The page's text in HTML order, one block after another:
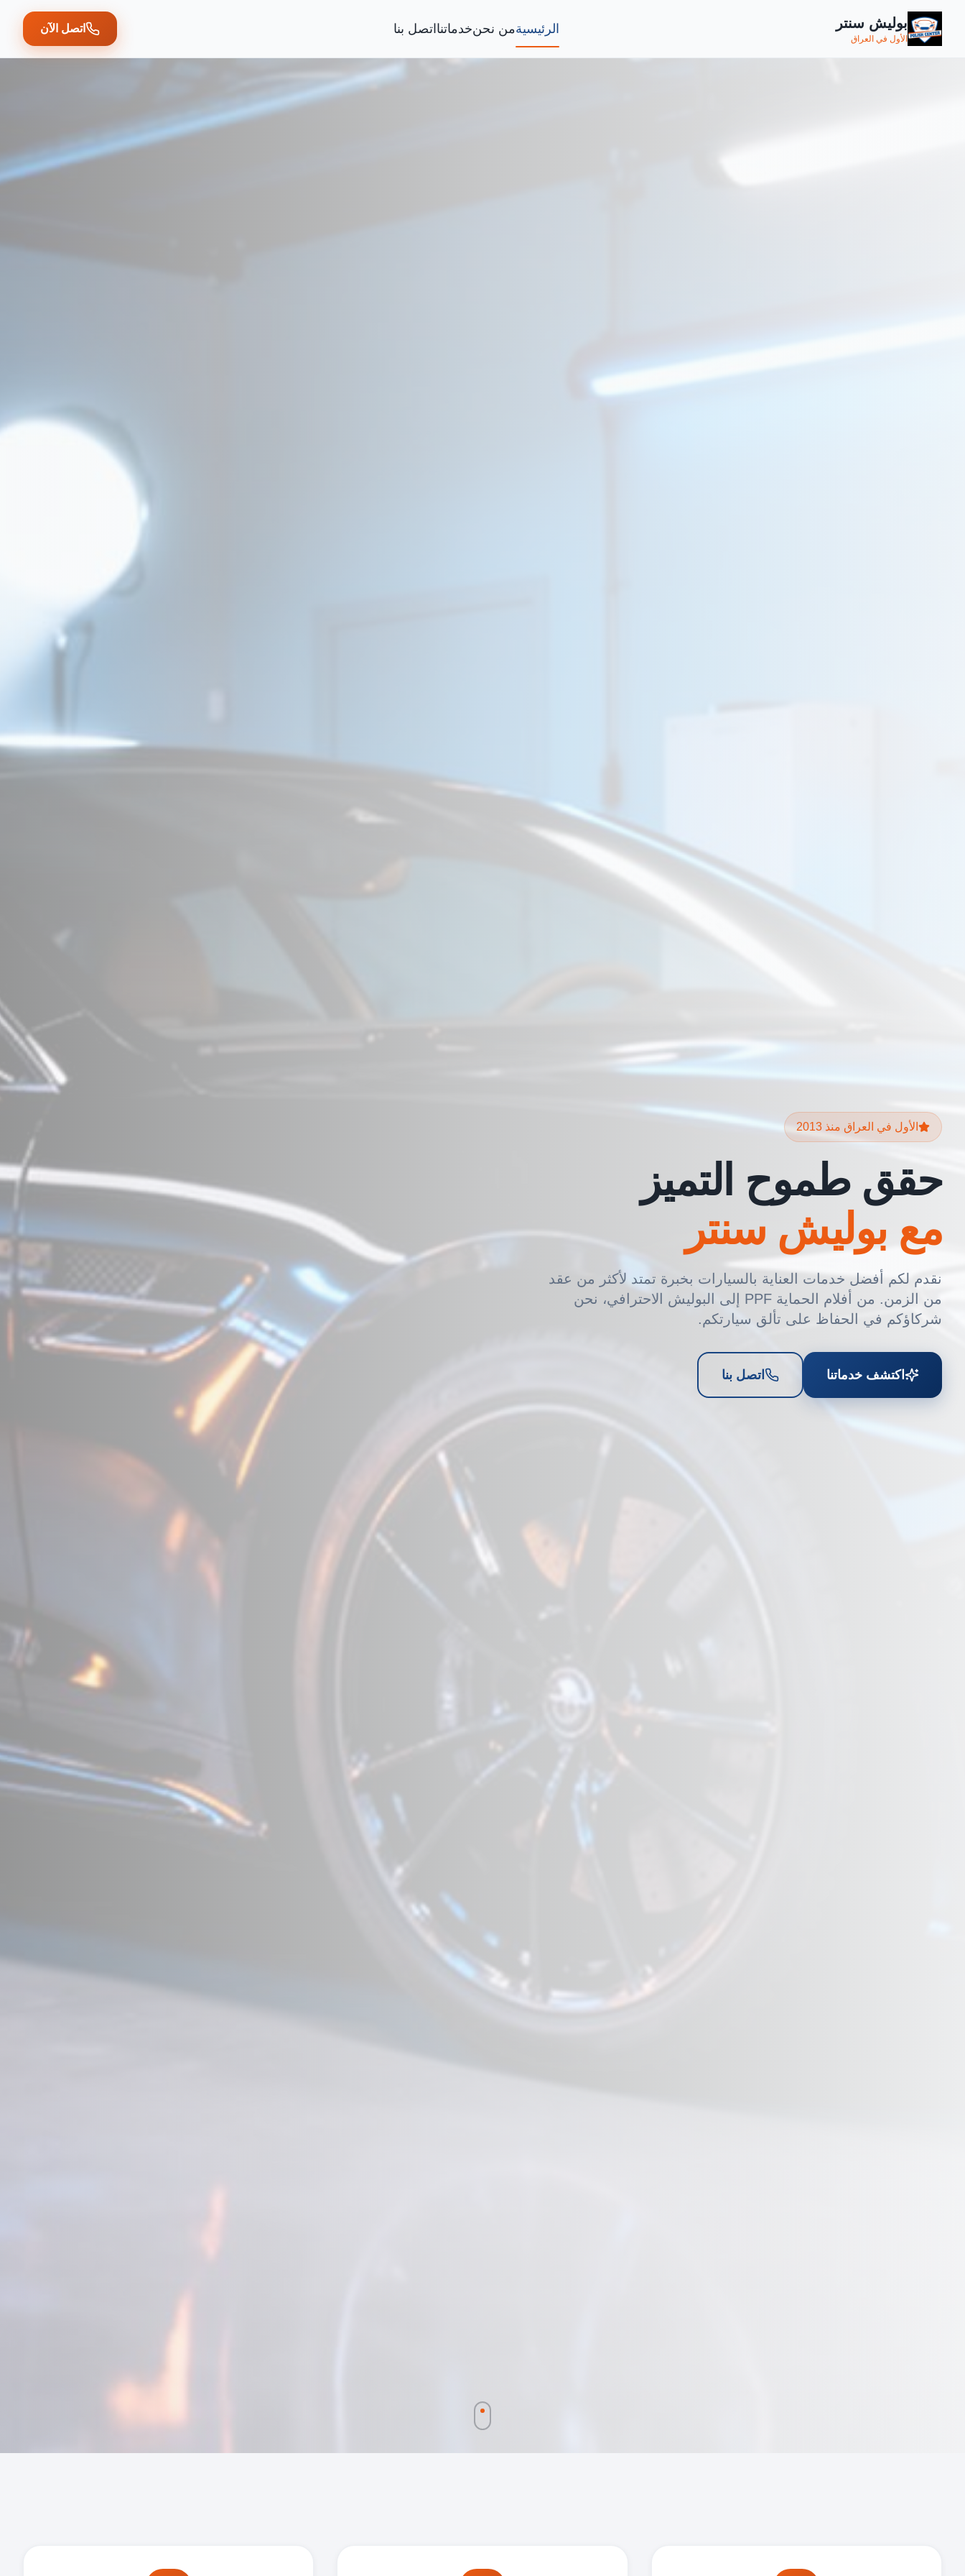
بوليش سنتر
الأول في العراق
الرئيسيةمن نحنخدماتنا اتصل بنا اتصل الآن
الأول في العراق منذ 2013
حقق طموح التميز
مع بوليش سنتر
نقدم لكم أفضل خدمات العناية بالسيارات بخبرة تمتد لأكثر من عقد
من الزمن. من أفلام الحماية PPF إلى البوليش الاحترافي، نحن
شركاؤكم في الحفاظ على تألق سيارتكم.
اكتشف خدماتنا اتصل بنا